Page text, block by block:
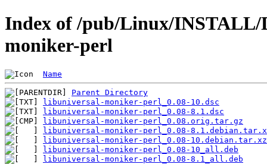
Index of /pub/Linux/
moniker-perl
Name
Parent Directory
libuniversal-moniker-perl_0.08-10.dsc
libuniversal-moniker-perl_0.08-8.1.dsc
libuniversal-moniker-perl_0.08.orig.tar.gz
libuniversal-moniker-perl_0.08-
libuniversal-moniker-perl_0.08-10.debian.tar.xz
libuniversal-moniker-perl_0.08-10_all.deb
libuniversal-moniker-perl_0.08-8.1_all.deb